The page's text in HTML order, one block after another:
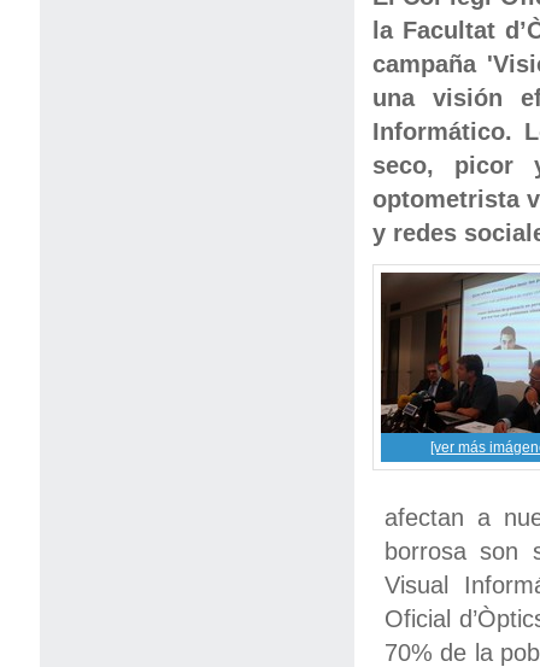
la Facultat
campaña
una visión
Informático.
seco, picor
optometrista
y redes
[ver más
afectan a
borrosa son
Visual
Oficial
70% de la